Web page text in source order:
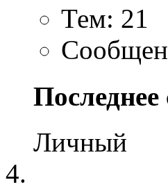
Тем: 21
Личный